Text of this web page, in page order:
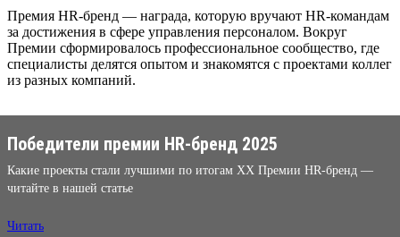
Премия HR-бренд — награда, которую вручают HR-командам
за достижения в сфере управления персоналом. Вокруг
Премии сформировалось профессиональное сообщество, где
специалисты делятся опытом и знакомятся с проектами коллег
из разных компаний.
Победители премии HR-бренд 2025
Какие проекты стали лучшими по итогам XX Премии HR-бренд —
читайте в нашей статье
Читать